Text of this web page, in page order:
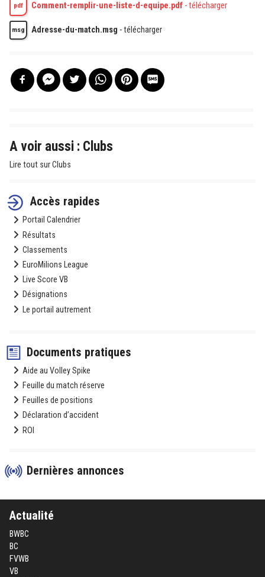
pdf Comment-remplir-une-liste-d-equipe.pdf-télécharger
msg Adresse-du-match.msg -télécharger
A voir aussi : Clubs
Lire tout sur Clubs
Accès rapides
Portail Calendrier
Résultats
Classements
EuroMilions League
Live Score VB
Désignations
Le portail autrement
Documents pratiques
Aide au Volley Spike
Feuille du match réserve
Feuilles de positions
Déclaration d’accident
ROI
Dernières annonces
Actualité
BWBC
BC
FVWB
VB